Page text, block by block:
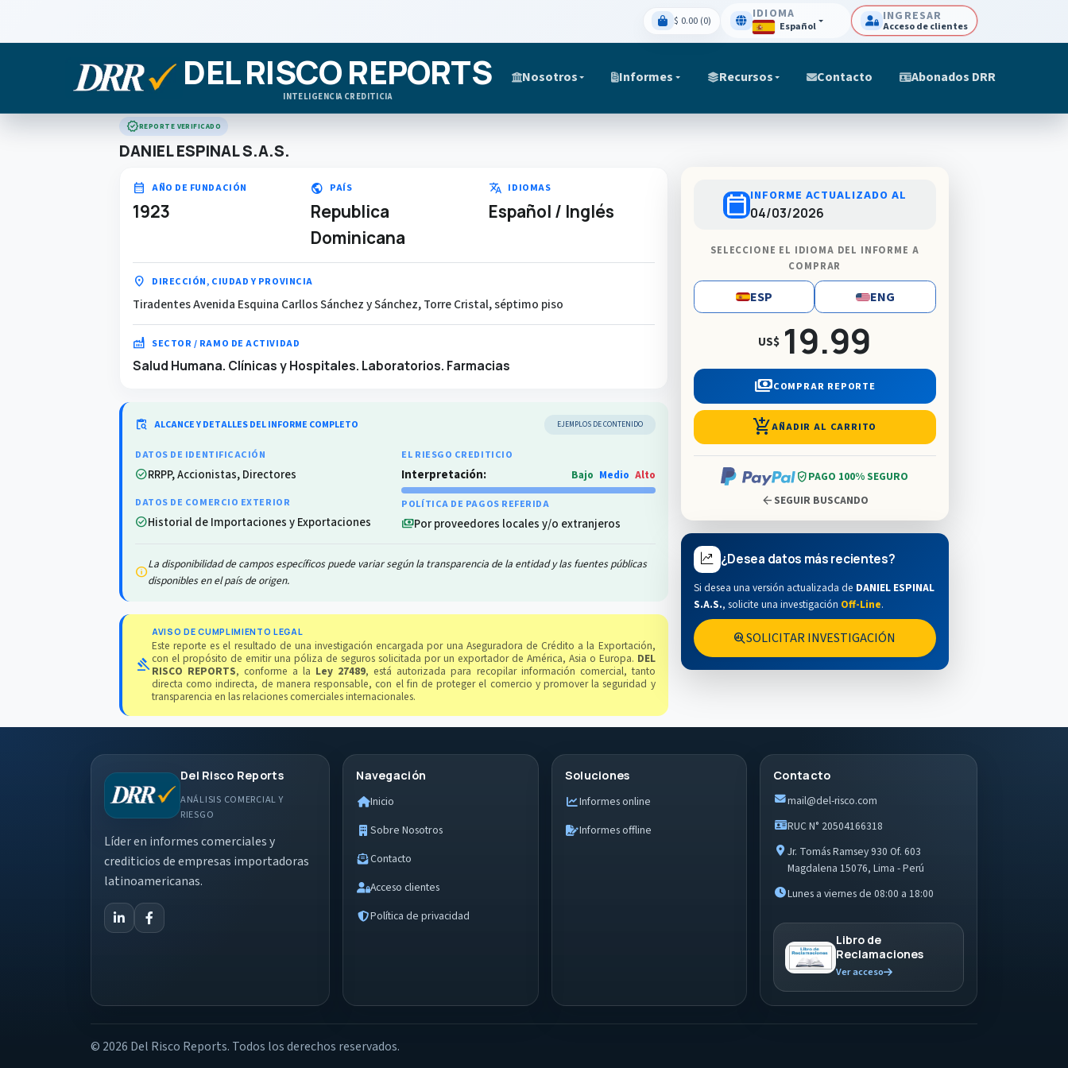
$ 0.00 (0) IDIOMA
Español
INGRESAR
Acceso de clientes
DEL RISCO REPORTS
INTELIGENCIA CREDITICIA
Nosotros Informes Recursos Contacto Abonados DRR
verifiedREPORTE VERIFICADO
DANIEL ESPINAL S.A.S.
calendar_month AÑO DE FUNDACIÓN
1923
public PAÍS
Republica
Dominicana
translate IDIOMAS
Español / Inglés
location_on DIRECCIÓN, CIUDAD Y PROVINCIA
Tiradentes Avenida Esquina Carllos Sánchez y Sánchez, Torre Cristal, séptimo piso
factory SECTOR / RAMO DE ACTIVIDAD
Salud Humana. Clínicas y Hospitales. Laboratorios. Farmacias
content_paste_search ALCANCE Y DETALLES DEL INFORME COMPLETO EJEMPLOS DE CONTENIDO
DATOS DE IDENTIFICACIÓN
check_circleRRPP, Accionistas, Directores
DATOS DE COMERCIO EXTERIOR
check_circleHistorial de Importaciones y Exportaciones
EL RIESGO CREDITICIO
Interpretación: Bajo Medio Alto
POLÍTICA DE PAGOS REFERIDA
paymentsPor proveedores locales y/o extranjeros
info
La disponibilidad de campos específicos puede variar según la transparencia de la entidad y las fuentes públicas
disponibles en el país de origen.
gavel
AVISO DE CUMPLIMIENTO LEGAL
Este reporte es el resultado de una investigación encargada por una Aseguradora de Crédito a la Exportación,
con el propósito de emitir una póliza de seguros solicitada por un exportador de América, Asia o Europa. DEL
RISCO REPORTS, conforme a la Ley 27489, está autorizada para recopilar información comercial, tanto
directa como indirecta, de manera responsable, con el fin de proteger el comercio y promover la seguridad y
transparencia en las relaciones comerciales internacionales.
calendar_todayINFORME ACTUALIZADO AL
04/03/2026
SELECCIONE EL IDIOMA DEL INFORME A
COMPRAR
ESP ENG
US$ 19.99
paymentsCOMPRAR REPORTE
add_shopping_cartAÑADIR AL CARRITO
verified_userPAGO 100% SEGURO
arrow_back SEGUIR BUSCANDO
¿Desea datos más recientes?
Si desea una versión actualizada de DANIEL ESPINAL
S.A.S., solicite una investigación Off-Line.
search_insightsSOLICITAR INVESTIGACIÓN
Del Risco Reports
ANÁLISIS COMERCIAL Y
RIESGO
Líder en informes comerciales y
crediticios de empresas importadoras
latinoamericanas.
Navegación
Inicio
Sobre Nosotros
Contacto
Acceso clientes
Política de privacidad
Soluciones
Informes online
Informes offline
Contacto
mail@del-risco.com
RUC N° 20504166318
Jr. Tomás Ramsey 930 Of. 603
Magdalena 15076, Lima - Perú
Lunes a viernes de 08:00 a 18:00
Libro de
Reclamaciones
Ver acceso
© 2026 Del Risco Reports. Todos los derechos reservados.